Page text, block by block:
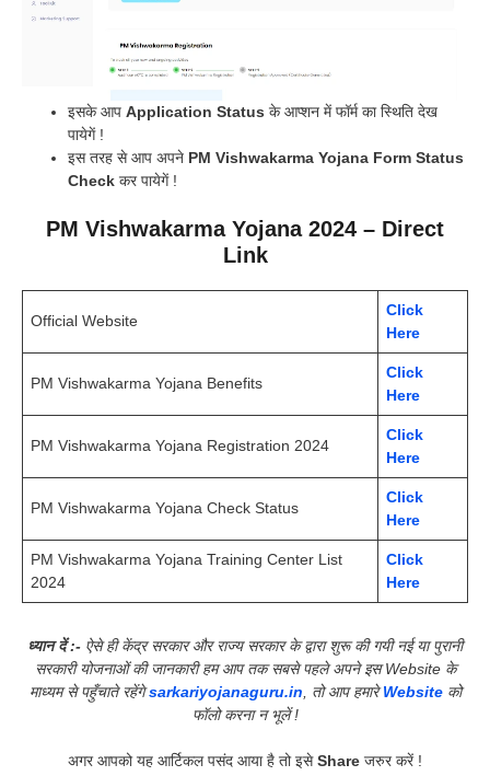
इसके आप Application Status के आप्शन में फॉर्म का स्थिति देख
पायेगें !
इस तरह से आप अपने PM Vishwakarma Yojana Form Status
Check कर पायेगें !
PM Vishwakarma Yojana 2024 – Direct
Link
Official Website
Click
Here
PM Vishwakarma Yojana Benefits
Click
Here
PM Vishwakarma Yojana Registration 2024
Click
Here
PM Vishwakarma Yojana Check Status
Click
Here
PM Vishwakarma Yojana Training Center List
2024
Click
Here
ध्यान दें :- ऐसे ही केंद्र सरकार और राज्य सरकार के द्वारा शुरू की गयी नई या पुरानी
सरकारी योजनाओं की जानकारी हम आप तक सबसे पहले अपने इस Website के
माध्यम से पहुँचाते रहेंगेsarkariyojanaguru.in , तो आप हमारेWebsiteको
फॉलो करना न भूलें !
अगर आपको यह आर्टिकल पसंद आया है तो इसेShare जरुर करें !